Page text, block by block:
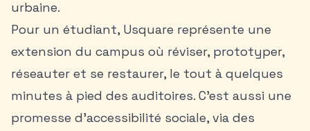
urbaine.
Pour un étudiant, Usquare représente une
extension du campus où réviser, prototyper,
réseauter et se restaurer, le tout à quelques
minutes à pied des auditoires. C’est aussi une
promesse d’accessibilité sociale, via des